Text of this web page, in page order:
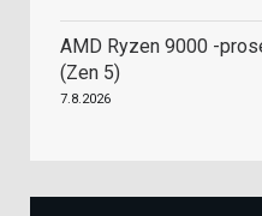
AMD Ryzen 9000 -
(Zen 5)
7.8.2026